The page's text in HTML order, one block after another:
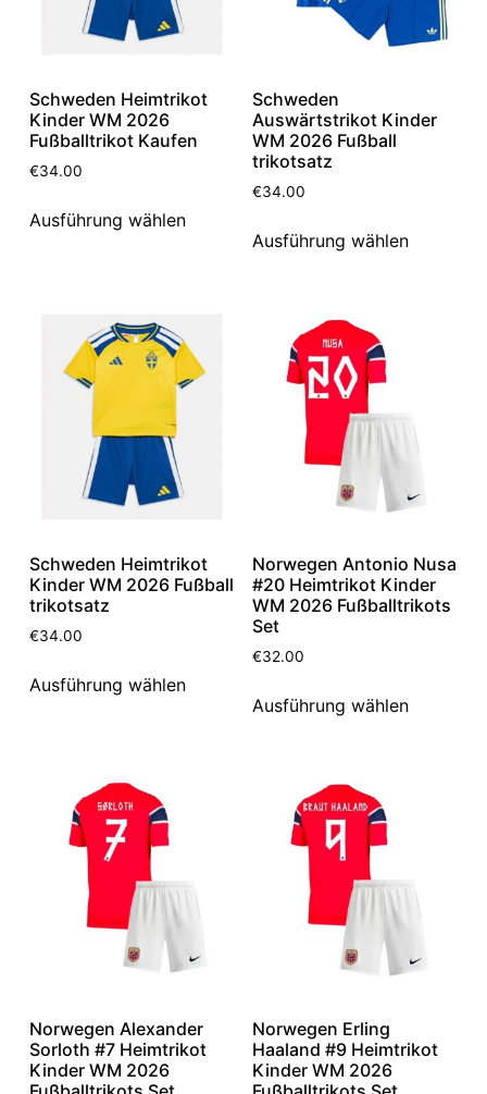
Schweden Heimtrikot
Kinder WM 2026
Fußballtrikot Kaufen
€34.00
Ausführung wählen
Schweden
Auswärtstrikot Kinder
WM 2026 Fußball
trikotsatz
€34.00
Ausführung wählen
Schweden Heimtrikot
Kinder WM 2026 Fußball
trikotsatz
€34.00
Ausführung wählen
Norwegen Antonio Nusa
#20 Heimtrikot Kinder
WM 2026 Fußballtrikots
Set
€32.00
Ausführung wählen
Norwegen Alexander
Sorloth #7 Heimtrikot
Kinder WM 2026
Norwegen Erling
Haaland #9 Heimtrikot
Kinder WM 2026